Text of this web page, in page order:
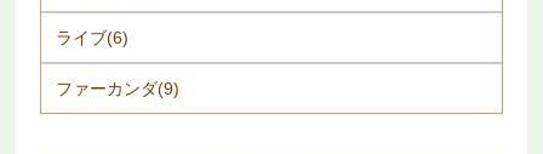
ライブ(6)
ファーカンダ(9)